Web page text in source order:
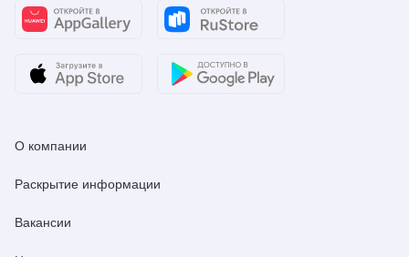
О компании
Раскрытие информации
Вакансии